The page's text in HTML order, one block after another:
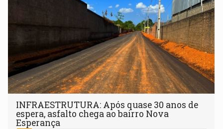
INFRAESTRUTURA: Após quase 30 anos de
espera, asfalto chega ao bairro Nova
Esperança